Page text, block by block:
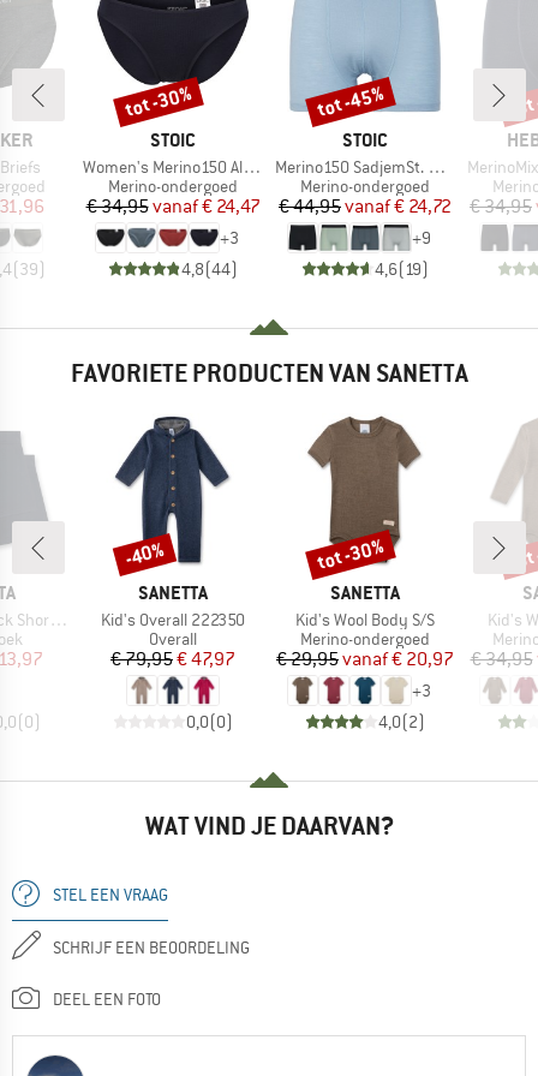
prijs
(39)
MERK
STOIC
Artikel
Women's Merino150 AlsenSt. Brief
Productgroep
Merino-ondergoed
Prijs
€ 34,95 Verlaagde prijs
vanaf€ 24,47
+3
4,8(44)
Korting
tot -30%
MERK
STOIC
Artikel
Merino150 SadjemSt. Boxer
Productgroep
Merino-ondergoed
Prijs
€ 44,95 Verlaagde prijs
vanaf€ 24,72
+9
4,6(19)
Korting
tot -45%
Artikel
€ 34,95
FAVORIETE PRODUCTEN VAN SANETTA
349458
prijs
(0)
MERK
SANETTA
Artikel
Kid's Overall 222350
Productgroep
Overall
Prijs
€ 79,95Verlaagde prijs
€ 47,97
0,0(0)
Korting
-40%
MERK
SANETTA
Artikel
Kid's Wool Body S/S
Productgroep
Merino-ondergoed
Prijs
€ 29,95 Verlaagde prijs
vanaf€ 20,97
+3
4,0(2)
Korting
tot -30%
Artikel
Kid's
€ 34,95
WAT VIND JE DAARVAN?
STEL EEN VRAAG
SCHRIJF EEN BEOORDELING
DEEL EEN FOTO